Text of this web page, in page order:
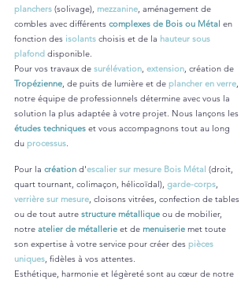
planchers (solivage), mezzanine, aménagement de
combles avec différents complexes de Bois ou Métal en
fonction des isolants choisis et de la hauteur sous
plafond disponible.
Pour vos travaux de surélévation, extension, création de
Tropézienne, de puits de lumière et de plancher en verre,
notre équipe de professionnels détermine avec vous la
solution la plus adaptée à votre projet. Nous lançons les
études techniques et vous accompagnons tout au long
du processus.
Pour la création d'escalier sur mesure Bois Métal (droit,
quart tournant, colimaçon, hélicoïdal), garde-corps,
verrière sur mesure, cloisons vitrées, confection de tables
ou de tout autre structure métallique ou de mobilier,
notre atelier de métallerie et de menuiserie met toute
son expertise à votre service pour créer des pièces
uniques, fidèles à vos attentes.
Esthétique, harmonie et légèreté sont au cœur de notre